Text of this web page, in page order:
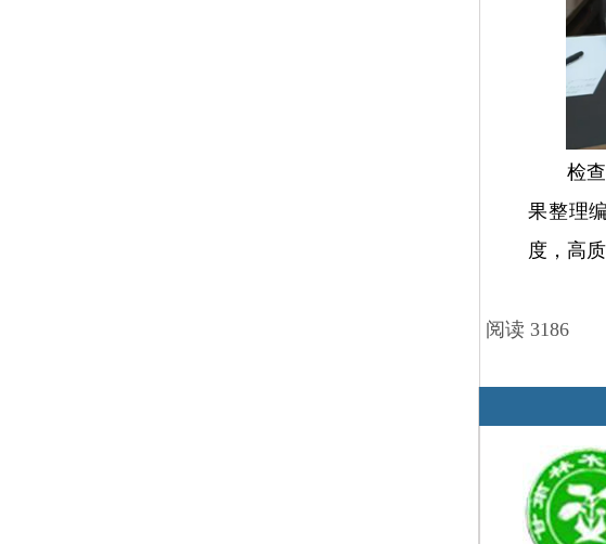
检
果整理
度，高
阅读 3186